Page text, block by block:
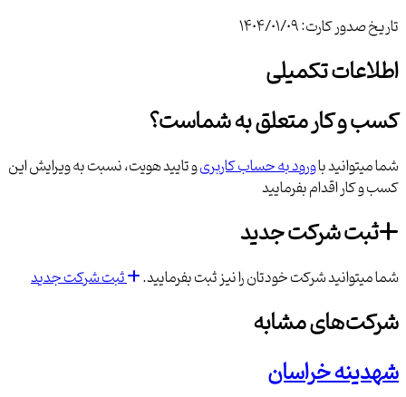
تاریخ صدور کارت:1404/01/09
اطلاعات تکمیلی
کسب و کار متعلق به شماست؟
شما میتوانید باورود به حساب کاربریو تایید هویت، نسبت به ویرایش این
کسب و کار اقدام بفرمایید
ثبت شرکت جدید
شما میتوانید شرکت خودتان را نیز ثبت بفرمایید. ثبت شرکت جدید
شرکت‌های مشابه
شهدینه خراسان